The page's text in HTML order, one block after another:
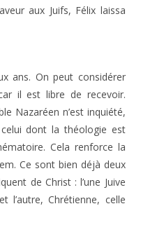
aux Juifs, Félix laissa
ans. On peut considérer
il est libre de recevoir.
Nazaréen n’est inquiété,
dont la théologie est
Cela renforce la
Ce sont bien déjà deux
de Christ : l’une Juive
l’autre, Chrétienne, celle